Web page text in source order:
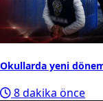
Okullarda yeni
8 dakika önce